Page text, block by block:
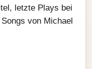
letzte Plays bei
von Michael